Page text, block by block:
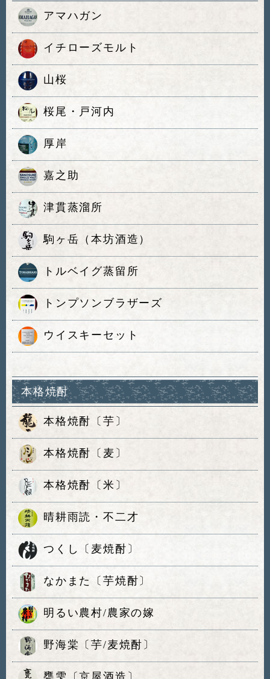
アマハガン
イチローズモルト
山桜
桜尾・戸河内
厚岸
嘉之助
津貫蒸溜所
駒ヶ岳（本坊酒造）
トルベイグ蒸留所
トンプソンブラザーズ
ウイスキーセット
本格焼酎
本格焼酎〔芋〕
本格焼酎〔麦〕
本格焼酎〔米〕
晴耕雨読・不二才
つくし〔麦焼酎〕
なかまた〔芋焼酎〕
明るい農村/農家の嫁
野海棠〔芋/麦焼酎〕